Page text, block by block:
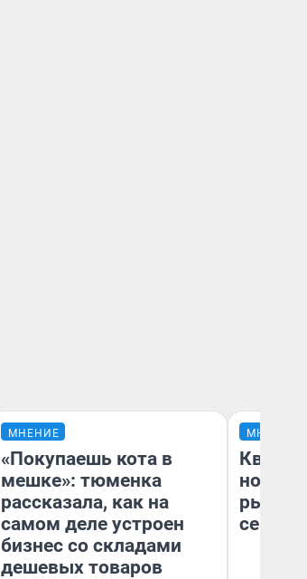
МНЕНИЕ
«Покупаешь кота в
мешке»: тюменка
рассказала, как на
самом деле устроен
бизнес со складами
дешевых товаров
МНЕНИЕ
но
рынок